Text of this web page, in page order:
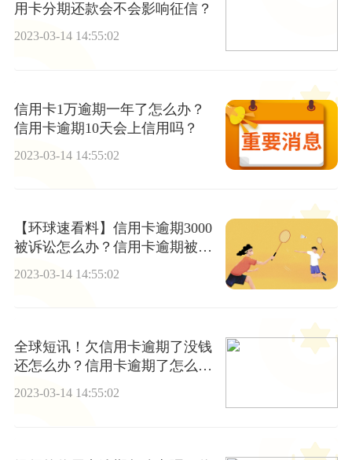
用卡分期还款会不会影响征信？
2023-03-14 14:55:02
信用卡1万逾期一年了怎么办？
信用卡逾期10天会上信用吗？
2023-03-14 14:55:02
【环球速看料】信用卡逾期3000
被诉讼怎么办？信用卡逾期被起
2023-03-14 14:55:02
全球短讯！欠信用卡逾期了没钱
还怎么办？信用卡逾期了怎么协
商？
2023-03-14 14:55:02